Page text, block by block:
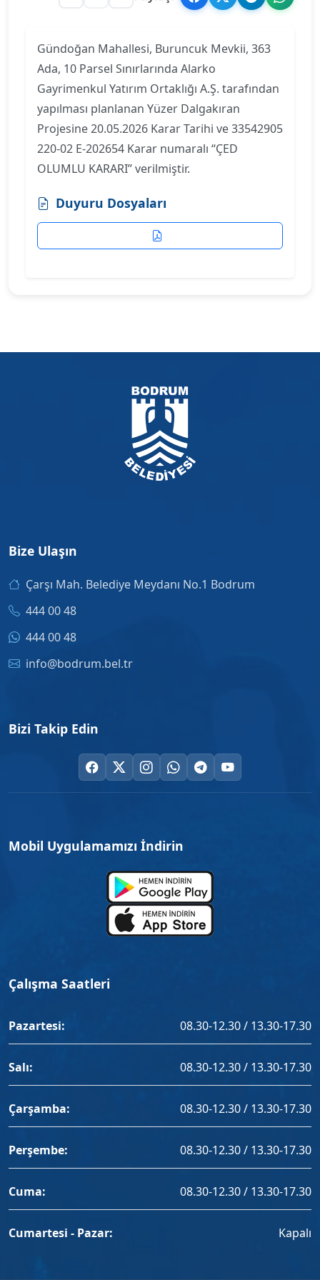
Gündoğan Mahallesi, Buruncuk Mevkii, 363
Ada, 10 Parsel Sınırlarında Alarko
Gayrimenkul Yatırım Ortaklığı A.Ş. tarafından
yapılması planlanan Yüzer Dalgakıran
Projesine 20.05.2026 Karar Tarihi ve 33542905
220-02 E-202654 Karar numaralı “ÇED
OLUMLU KARARI” verilmiştir.
Duyuru Dosyaları
Bize Ulaşın
Çarşı Mah. Belediye Meydanı No.1 Bodrum
444 00 48
444 00 48
info@bodrum.bel.tr
Bizi Takip Edin
Mobil Uygulamamızı İndirin
Çalışma Saatleri
Pazartesi: 08.30-12.30 / 13.30-17.30
Salı: 08.30-12.30 / 13.30-17.30
Çarşamba: 08.30-12.30 / 13.30-17.30
Perşembe: 08.30-12.30 / 13.30-17.30
Cuma: 08.30-12.30 / 13.30-17.30
Cumartesi - Pazar: Kapalı